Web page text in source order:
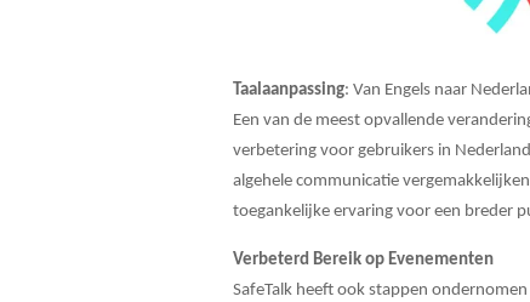
Taalaanpassing: Van Engels naar
Een van de meest opvallende
verbetering voor gebruikers in
algehele communicatie
toegankelijke ervaring voor een breder
Verbeterd Bereik op Evenementen
SafeTalk heeft ook stappen